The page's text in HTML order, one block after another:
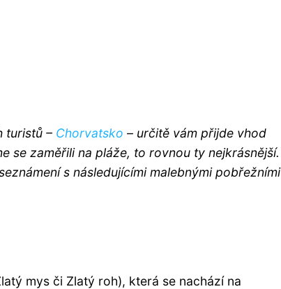
turistů – Chorvatsko – určitě vám přijde vhod
se zaměřili na pláže, to rovnou ty nejkrásnější.
s následujícími malebnými pobřežními
mys či Zlatý roh), která se nachází na